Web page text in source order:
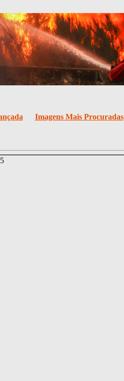
Imagens Mais Procuradas